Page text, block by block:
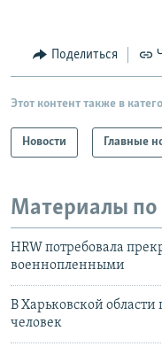
Поделиться
Этот контент также в
Новости Главные
Материалы по
HRW потребовала
военнопленными
В Харьковской области
человек